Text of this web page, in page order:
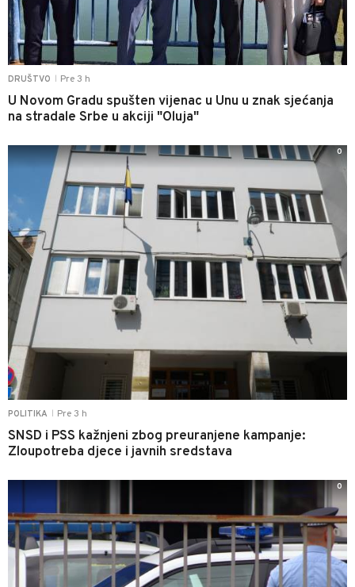
DRUŠTVO Pre 3 h
U Novom Gradu spušten vijenac u Unu u znak sjećanja
na stradale Srbe u akciji "Oluja"
POLITIKA Pre 3 h
SNSD i PSS kažnjeni zbog preuranjene kampanje:
Zloupotreba djece i javnih sredstava
0
0